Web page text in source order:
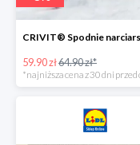
59.90 zł64.90 zł*